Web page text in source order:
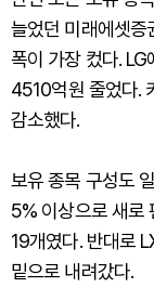
늘었던 미래에셋증
폭이 가장 컸다.
4510억원 줄었다.
감소했다.
보유 종목 구성도
5% 이상으로 새로
19개였다. 반대로
밑으로 내려갔다.